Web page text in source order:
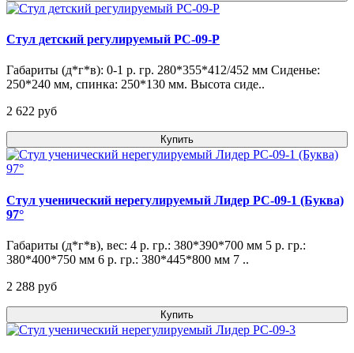
Стул детский регулируемый РС-09-Р
Габариты (д*г*в): 0-1 р. гр. 280*355*412/452 мм Сиденье:
250*240 мм, спинка: 250*130 мм. Высота сиде..
2 622 pуб
Купить
Стул ученический нерегулируемый Лидер РС-09-1 (Буква)
97°
Габариты (д*г*в), вес: 4 р. гр.: 380*390*700 мм 5 р. гр.:
380*400*750 мм 6 р. гр.: 380*445*800 мм 7 ..
2 288 pуб
Купить